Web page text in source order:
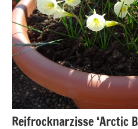
Reifrocknarzisse ‘Arctic